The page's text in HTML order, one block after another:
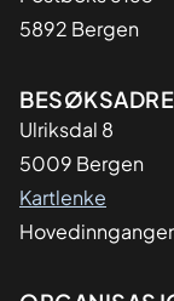
5892 Bergen
Ulriksdal 8
5009 Bergen
Kartlenke